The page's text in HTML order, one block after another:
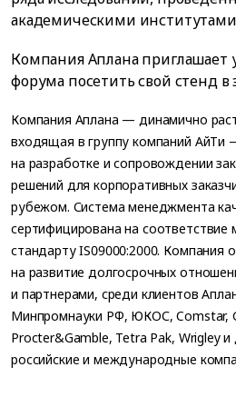
академическими
Компания Аплана приглашает
форума посетить свой стенд в
Компания Аплана — динамично
входящая в группу компаний АйТи
на разработке и сопровождении
решений для корпоративных
рубежом. Система менеджмента
сертифицирована на
стандарту IS09000:2000. Компания
на развитие долгосрочных
и партнерами, среди клиентов
Минпромнауки РФ, ЮКОС, Comstar,
Procter&Gamble, Tetra Pak, Wrigley
российские и международные